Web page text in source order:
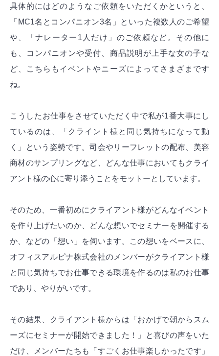
具体的にはどのようなご依頼をいただくかというと、
「MC1名とコンパニオン3名」といった複数人のご希望
や、「ナレーター1人だけ」のご依頼など。その他に
も、コンパニオンや受付、商品説明が上手な女の子な
ど、こちらもイベントやニーズによってさまざまです
ね。
こうしたお仕事をさせていただく中で私が1番大事にし
ているのは、「クライント様と同じ気持ちになって動
く」という姿勢です。司会やリーフレットの配布、美容
商材のサンプリングなど、どんな仕事においてもクライ
アント様の心に寄り添うことをモットーとしています。
そのため、一番初めにクライアント様がどんなイベント
を作り上げたいのか、どんな想いでセミナーを開催する
か、などの「想い」を伺います。この想いをベースに、
オフィスアルピナ株式会社のメンバーがクライアント様
と同じ気持ちでお仕事できる環境を作るのは私のお仕事
であり、やりがいです。
その結果、クライアント様からは「おかげで朝からスム
ーズにセミナーが開始できました！」と喜びの声をいた
だけ、メンバーたちも「すごくお仕事楽しかったです」